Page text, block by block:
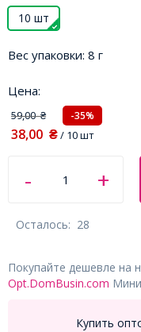
10 шт
Вес упаковки: 8 г
Цена:
59,00₴ -35%
38,00 ₴/ 10 шт
Осталось: 28
Покупайте дешевле на
Opt.DomBusin.com
Купить